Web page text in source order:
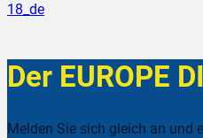
18_de
Der EUROPE
Melden Sie sich gleich an und